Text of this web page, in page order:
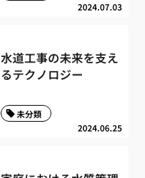
2024.07.03
水道工事の未来を支え
るテクノロジー
2024.06.25
未分類